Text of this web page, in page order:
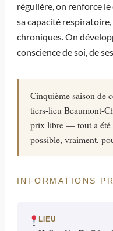
régulière, on renforce
sa capacité
chroniques. On
conscience de soi, de
Cinquième saison de
tiers-lieu Beaumont-
prix libre — tout a été
possible, vraiment,
INFORMATIONS
LIEU